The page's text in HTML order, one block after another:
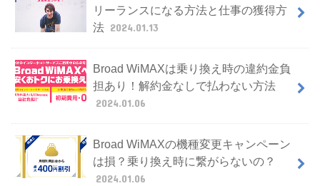
リーランスになる方法と仕事の獲得方
法 2024.01.13
Broad WiMAXは乗り換え時の違約金負
担あり！解約金なしで払わない方法
2024.01.06
Broad WiMAXの機種変更キャンペーン
は損？乗り換え時に繋がらないの？
2024.01.06